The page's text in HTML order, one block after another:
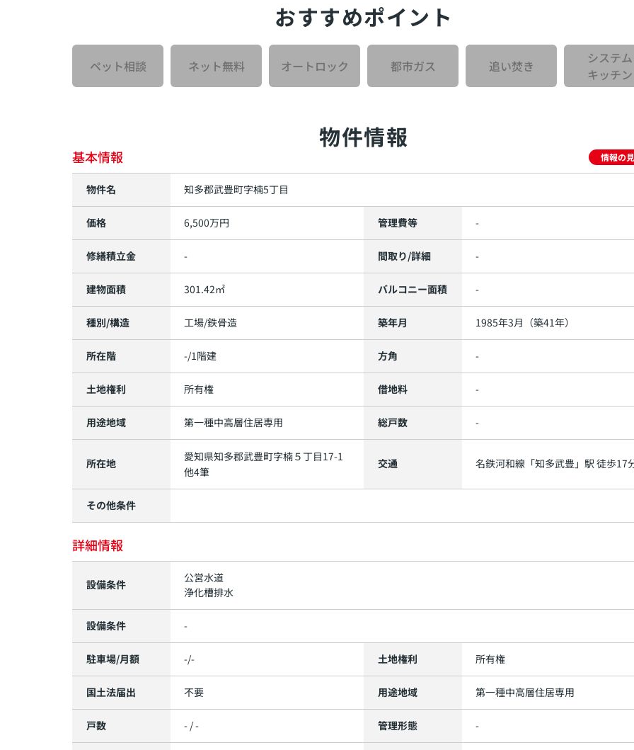
おすすめポイント
ペット相談 ネット無料 オートロック 都市ガス 追い焚き
システム
キッチン
物件情報
基本情報 情報の
物件名 知多郡武豊町字楠5丁目
価格 6,500万円 管理費等 -
修繕積立金 - 間取り/詳細 -
建物面積 301.42㎡ バルコニー面積 -
種別/構造 工場/鉄骨造 築年月 1985年3月（築41年）
所在階 -/1階建 方角 -
土地権利 所有権 借地料 -
用途地域 第一種中高層住居専用 総戸数 -
所在地 愛知県知多郡武豊町字楠５丁目17-1
他4筆
交通 名鉄河和線 「知多武豊 」駅 徒歩17
その他条件
詳細情報
設備条件
公営水道
浄化槽排水
設備条件 -
駐車場/月額 -/- 土地権利 所有権
国土法届出 不要 用途地域 第一種中高層住居専用
戸数 - / - 管理形態 -